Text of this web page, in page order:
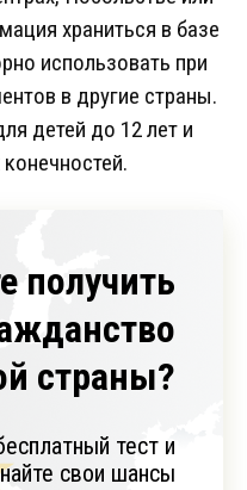
храниться в базе
использовать при
в другие страны.
детей до 12 лет и
получить
страны?
тест и
свои шансы